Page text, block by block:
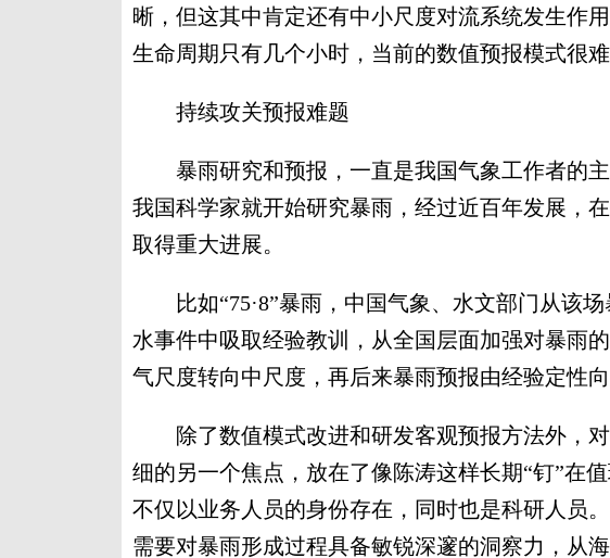
晰，但这其中肯定还有中小尺度对流系统发生作
生命周期只有几个小时，当前的数值预报模式很
持续攻关预报难题
暴雨研究和预报，一直是我国气象工作者的主
我国科学家就开始研究暴雨，经过近百年发展，
取得重大进展。
比如“75·8”暴雨，中国气象、水文部门从该场
水事件中吸取经验教训，从全国层面加强对暴雨
气尺度转向中尺度，再后来暴雨预报由经验定性向
除了数值模式改进和研发客观预报方法外，对
细的另一个焦点，放在了像陈涛这样长期“钉”在
不仅以业务人员的身份存在，同时也是科研人员
需要对暴雨形成过程具备敏锐深邃的洞察力，从